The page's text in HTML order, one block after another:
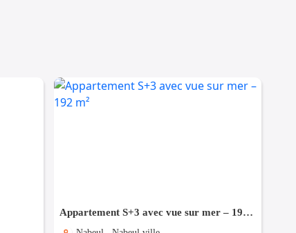
Appartement S+3 avec vue sur mer – 192 m²